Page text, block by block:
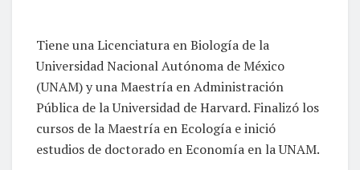
Tiene una Licenciatura en Biología de la
Universidad Nacional Autónoma de México
(UNAM) y una Maestría en Administración
Pública de la Universidad de Harvard. Finalizó los
cursos de la Maestría en Ecología e inició
estudios de doctorado en Economía en la UNAM.